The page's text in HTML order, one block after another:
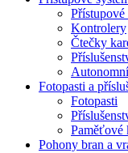
Přístupové
Kontrolery
Čtečky
Fotopasti a
Fotopasti
Paměťové
Pohony bran a